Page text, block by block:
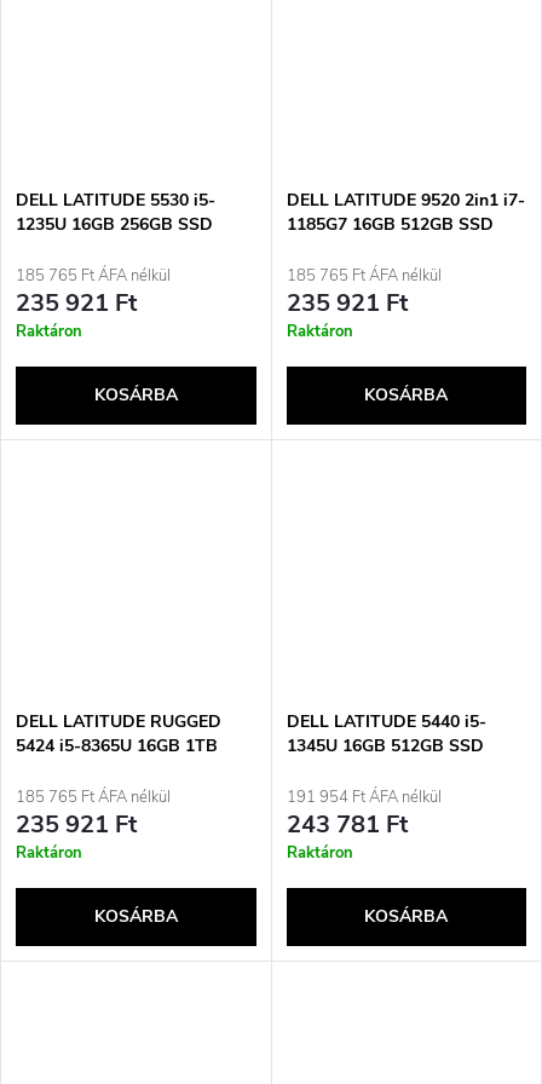
DELL LATITUDE 5530 i5-
1235U 16GB 256GB SSD
Használt
185 765 Ft ÁFA nélkül
235 921 Ft
Raktáron
KOSÁRBA
DELL LATITUDE 9520 2in1 i7-
1185G7 16GB 512GB SSD
(érintőképernyős) Win11pro
Használt Használt
185 765 Ft ÁFA nélkül
235 921 Ft
Raktáron
KOSÁRBA
DELL LATITUDE RUGGED
5424 i5-8365U 16GB 1TB
Használt
185 765 Ft ÁFA nélkül
235 921 Ft
Raktáron
KOSÁRBA
DELL LATITUDE 5440 i5-
1345U 16GB 512GB SSD
Használt
191 954 Ft ÁFA nélkül
243 781 Ft
Raktáron
KOSÁRBA